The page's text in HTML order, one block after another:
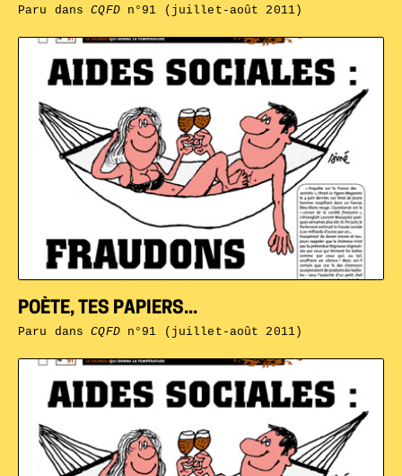
POÈTE, TES PAPIERS...
Paru dansCQFDn°91 (juillet-août 2011)
Paru dansCQFDn°91 (juillet-août 2011)